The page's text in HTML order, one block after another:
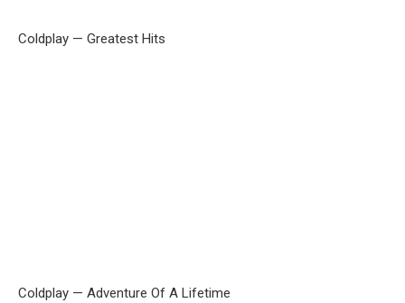
Coldplay — Greatest Hits
Coldplay — Adventure Of A Lifetime